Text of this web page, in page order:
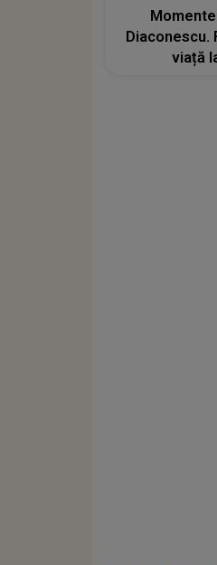
Diaconescu.
viață